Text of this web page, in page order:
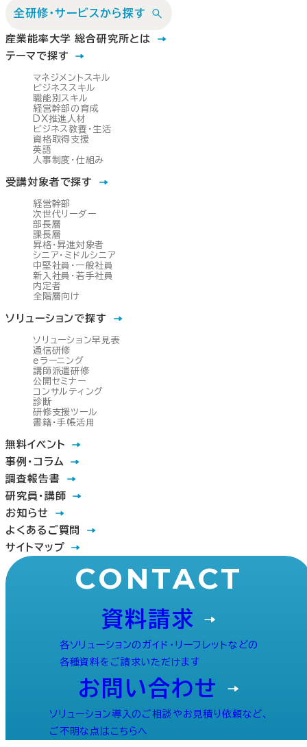
全研修・サービスから探す
産業能率大学 総合研究所とは
テーマで探す
マネジメントスキル
ビジネススキル
職能別スキル
経営幹部の育成
DX推進人材
ビジネス教養・生活
資格取得支援
英語
人事制度・仕組み
受講対象者で探す
経営幹部
次世代リーダー
部長層
課長層
昇格・昇進対象者
シニア・ミドルシニア
中堅社員・一般社員
新入社員・若手社員
内定者
全階層向け
ソリューションで探す
ソリューション早見表
通信研修
eラーニング
講師派遣研修
公開セミナー
コンサルティング
診断
研修支援ツール
書籍・手帳活用
無料イベント
事例・コラム
調査報告書
研究員・講師
お知らせ
よくあるご質問
サイトマップ
CONTACT
資料請求
各ソリューションのガイド・リーフレットなどの
各種資料をご請求いただけます
お問い合わせ
ソリューション導入のご相談やお見積り依頼など、
ご不明な点はこちらへ